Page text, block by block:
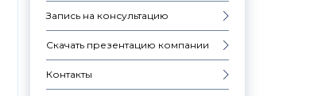
Запись на консультацию
Скачать презентацию компании
Контакты